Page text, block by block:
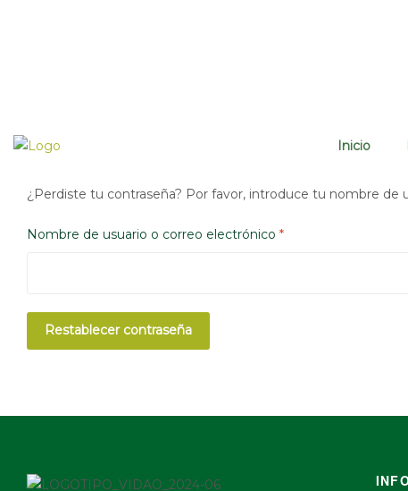
Inicio
¿Perdiste tu contraseña? Por favor, introduce tu nombre de
Nombre de usuario o correo electrónico *
Restablecer contraseña